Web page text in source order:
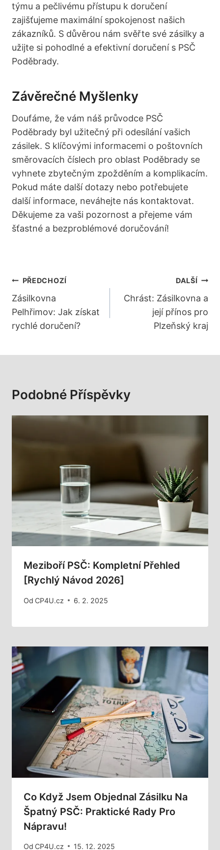
týmu a pečlivému přístupu k doručení
zajišťujeme maximální spokojenost našich
zákazníků. S důvěrou nám svěřte své zásilky a
užijte si pohodlné a efektivní doručení s PSČ
Poděbrady.
Závěrečné Myšlenky
Doufáme, že vám náš průvodce PSČ
Poděbrady byl užitečný při odesílání vašich
zásilek. S klíčovými informacemi o poštovních
směrovacích číslech pro oblast Poděbrady se
vyhnete zbytečným zpožděním a komplikacím.
Pokud máte další dotazy nebo potřebujete
další informace, neváhejte nás kontaktovat.
Děkujeme za vaši pozornost a přejeme vám
šťastné a bezproblémové doručování!
Navigace
Pro
Příspěvek
PŘEDCHOZÍ
Zásilkovna
Pelhřimov: Jak získat
rychlé doručení?
DALŠÍ
Chrást: Zásilkovna a
její přínos pro
Plzeňský kraj
Podobné Příspěvky
Meziboří PSČ: Kompletní Přehled
[Rychlý Návod 2026]
Od CP4U.cz 6. 2. 2025
Co Když Jsem Objednal Zásilku Na
Špatný PSČ: Praktické Rady Pro
Nápravu!
Od CP4U.cz 15. 12. 2025